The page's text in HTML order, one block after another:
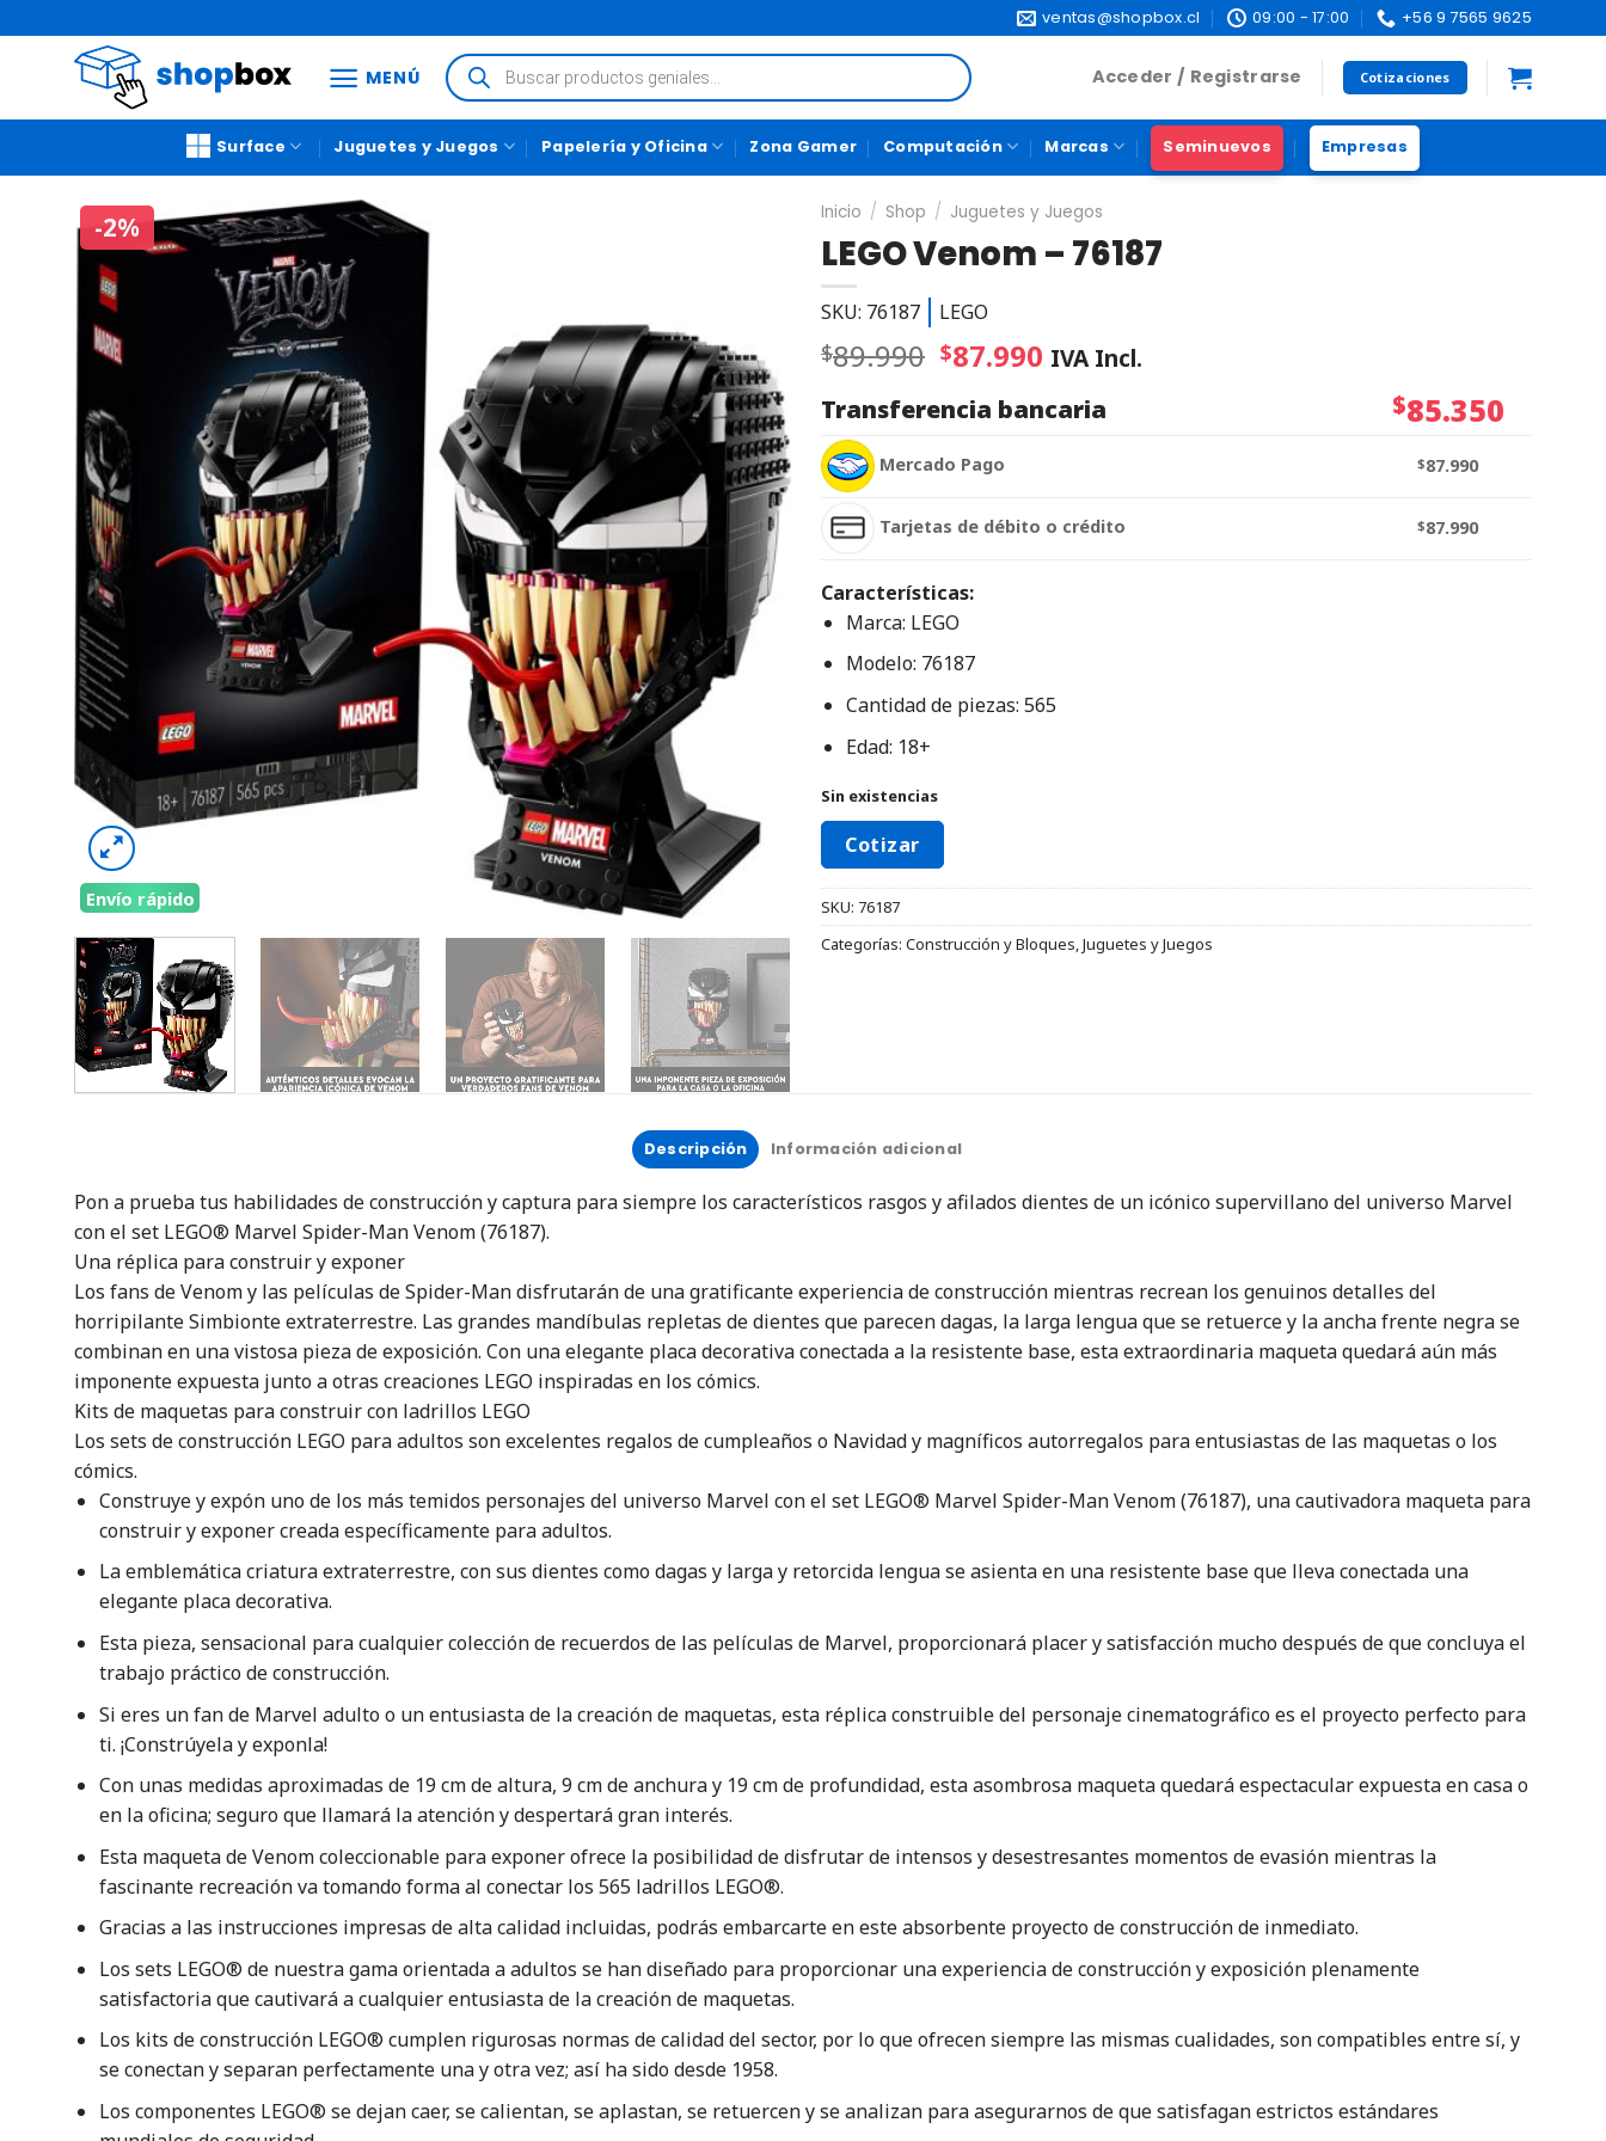
ventas@shopbox.cl 09:00 - 17:00 +56 9 7565 9625
MENÚ Acceder / Registrarse Cotizaciones
Surface Juguetes y Juegos Papelería y Oficina Zona Gamer Computación Marcas Seminuevos Empresas
-2%
Envío rápido
Inicio / Shop / Juguetes y Juegos
LEGO Venom – 76187
SKU: 76187 LEGO
$89.990 $87.990 IVA Incl.
Transferencia bancaria
$85.350
Mercado Pago $87.990
Tarjetas de débito o crédito $87.990
Características:
Marca: LEGO
Modelo: 76187
Cantidad de piezas: 565
Edad: 18+
Sin existencias
Cotizar
SKU: 76187
Categorías: Construcción y Bloques,Juguetes y Juegos
Descripción Información adicional
Pon a prueba tus habilidades de construcción y captura para siempre los característicos rasgos y afilados dientes de un icónico supervillano del universo Marvel
con el set LEGO® Marvel Spider-Man Venom (76187).
Una réplica para construir y exponer
Los fans de Venom y las películas de Spider-Man disfrutarán de una gratificante experiencia de construcción mientras recrean los genuinos detalles del
horripilante Simbionte extraterrestre. Las grandes mandíbulas repletas de dientes que parecen dagas, la larga lengua que se retuerce y la ancha frente negra se
combinan en una vistosa pieza de exposición. Con una elegante placa decorativa conectada a la resistente base, esta extraordinaria maqueta quedará aún más
imponente expuesta junto a otras creaciones LEGO inspiradas en los cómics.
Kits de maquetas para construir con ladrillos LEGO
Los sets de construcción LEGO para adultos son excelentes regalos de cumpleaños o Navidad y magníficos autorregalos para entusiastas de las maquetas o los
cómics.
Construye y expón uno de los más temidos personajes del universo Marvel con el set LEGO® Marvel Spider-Man Venom (76187), una cautivadora maqueta para
construir y exponer creada específicamente para adultos.
La emblemática criatura extraterrestre, con sus dientes como dagas y larga y retorcida lengua se asienta en una resistente base que lleva conectada una
elegante placa decorativa.
Esta pieza, sensacional para cualquier colección de recuerdos de las películas de Marvel, proporcionará placer y satisfacción mucho después de que concluya el
trabajo práctico de construcción.
Si eres un fan de Marvel adulto o un entusiasta de la creación de maquetas, esta réplica construible del personaje cinematográfico es el proyecto perfecto para
ti. ¡Constrúyela y exponla!
Con unas medidas aproximadas de 19 cm de altura, 9 cm de anchura y 19 cm de profundidad, esta asombrosa maqueta quedará espectacular expuesta en casa o
en la oficina; seguro que llamará la atención y despertará gran interés.
Esta maqueta de Venom coleccionable para exponer ofrece la posibilidad de disfrutar de intensos y desestresantes momentos de evasión mientras la
fascinante recreación va tomando forma al conectar los 565 ladrillos LEGO®.
Gracias a las instrucciones impresas de alta calidad incluidas, podrás embarcarte en este absorbente proyecto de construcción de inmediato.
Los sets LEGO® de nuestra gama orientada a adultos se han diseñado para proporcionar una experiencia de construcción y exposición plenamente
satisfactoria que cautivará a cualquier entusiasta de la creación de maquetas.
Los kits de construcción LEGO® cumplen rigurosas normas de calidad del sector, por lo que ofrecen siempre las mismas cualidades, son compatibles entre sí, y
se conectan y separan perfectamente una y otra vez; así ha sido desde 1958.
Los componentes LEGO® se dejan caer, se calientan, se aplastan, se retuercen y se analizan para asegurarnos de que satisfagan estrictos estándares